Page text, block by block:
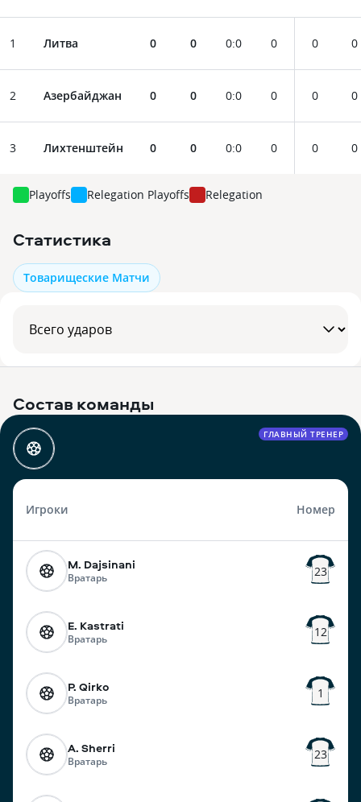
1 Литва 0 0 0:0 0 0 0
2 Азербайджан 0 0 0:0 0 0 0
3 Лихтенштейн 0 0 0:0 0 0 0
Playoffs Relegation Playoffs Relegation
Статистика
Товарищеские Матчи
Состав команды
ГЛАВНЫЙ ТРЕНЕР
Игроки Номер
M. Dajsinani
Вратарь 23
E. Kastrati
Вратарь 12
P. Qirko
Вратарь 1
A. Sherri
Вратарь 23